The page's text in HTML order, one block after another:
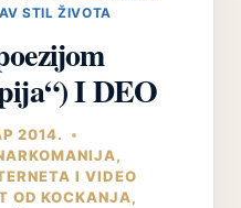
STIL ŽIVOTA
I DEO
2014.
,
I VIDEO
OD KOCKANJA,